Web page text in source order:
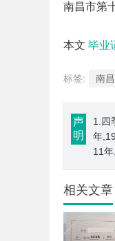
南昌市第
本文 毕业
标签: 南
声
明
1.四
年
11
相关文章